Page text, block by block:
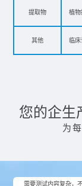
提取物 植
其他 临
您的企生
为
需要测试内容复杂，